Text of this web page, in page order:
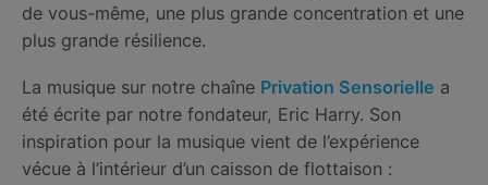
de vous-même, une plus grande concentration et une
plus grande résilience.
La musique sur notre chaîne Privation Sensorielle a
été écrite par notre fondateur, Eric Harry. Son
inspiration pour la musique vient de l’expérience
vécue à l’intérieur d’un caisson de flottaison :